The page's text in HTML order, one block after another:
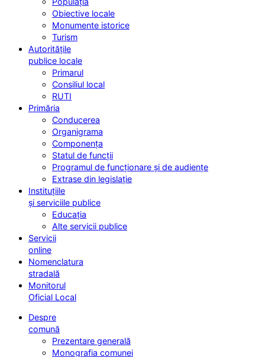
Obiective locale
Monumente istorice
Turism
Autoritățile
publice locale
Primarul
Consiliul local
RUTI
Primăria
Conducerea
Organigrama
Componența
Statul de funcții
Programul de funcționare și de audiențe
Extrase din legislație
Instituțiile
și serviciile publice
Educația
Alte servicii publice
Servicii
online
Nomenclatura
stradală
Monitorul
Oficial Local
Despre
comună
Prezentare generală
Monografia comunei